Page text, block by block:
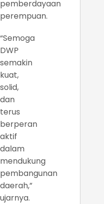
pemberdayaan
perempuan.
“Semoga
DWP
semakin
kuat,
solid,
dan
terus
berperan
aktif
dalam
mendukung
pembangunan
daerah,”
ujarnya.